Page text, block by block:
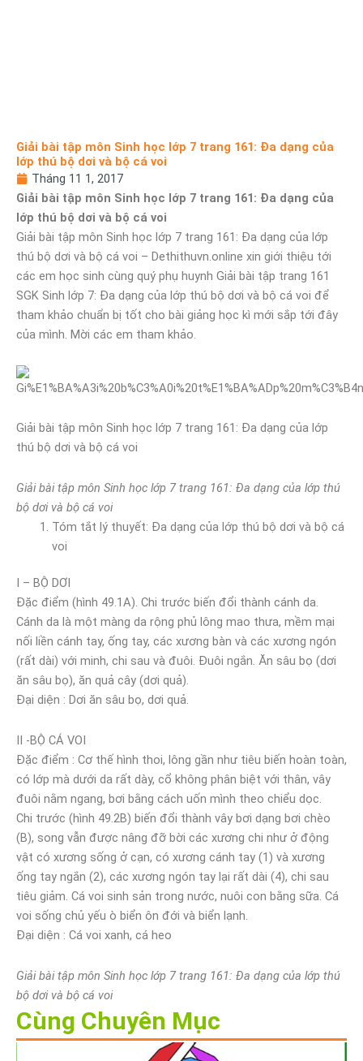
Giải bài tập môn Sinh học lớp 7 trang 161: Đa dạng của
lớp thú bộ dơi và bộ cá voi
Tháng 11 1, 2017
Giải bài tập môn Sinh học lớp 7 trang 161: Đa dạng của
lớp thú bộ dơi và bộ cá voi
Giải bài tập môn Sinh học lớp 7 trang 161: Đa dạng của lớp
thú bộ dơi và bộ cá voi – Dethithuvn.online xin giới thiệu tới
các em học sinh cùng quý phụ huynh Giải bài tập trang 161
SGK Sinh lớp 7: Đa dạng của lớp thú bộ dơi và bộ cá voi để
tham khảo chuẩn bị tốt cho bài giảng học kì mới sắp tới đây
của mình. Mời các em tham khảo.
Giải bài tập môn Sinh học lớp 7 trang 161: Đa dạng của lớp
thú bộ dơi và bộ cá voi
Giải bài tập môn Sinh học lớp 7 trang 161: Đa dạng của lớp thú
bộ dơi và bộ cá voi
Tóm tắt lý thuyết: Đa dạng của lớp thú bộ dơi và bộ cá
voi
I – BỘ DƠI
Đặc điểm (hình 49.1A). Chi trước biến đổi thành cánh da.
Cánh da là một màng da rộng phủ lông mao thưa, mềm mại
nối liền cánh tay, ống tay, các xương bàn và các xương ngón
(rất dài) với minh, chi sau và đuôi. Đuôi ngắn. Ăn sâu bọ (dơi
ăn sâu bọ), ăn quả cây (dơi quả).
Đại diện : Dơi ăn sâu bọ, dơi quả.
II -BỘ CÁ VOI
Đặc điểm : Cơ thế hình thoi, lông gần như tiêu biến hoàn toàn,
có lớp mà dưới da rất dày, cổ không phân biệt với thân, vây
đuôi nằm ngang, bơi bằng cách uốn mình theo chiểu dọc.
Chi trước (hình 49.2B) biến đổi thành vây bơi dạng bơi chèo
(B), song vẫn được nâng đỡ bời các xương chi như ở động
vật có xương sống ở cạn, có xương cánh tay (1) và xương
ống tay ngắn (2), các xương ngón tay lại rất dài (4), chi sau
tiêu giảm. Cá voi sinh sản trong nước, nuôi con bằng sữa. Cá
voi sống chủ yếu ò biển ôn đới và biển lạnh.
Đại diện : Cá voi xanh, cá heo
Giải bài tập môn Sinh học lớp 7 trang 161: Đa dạng của lớp thú
bộ dơi và bộ cá voi
Cùng Chuyên Mục